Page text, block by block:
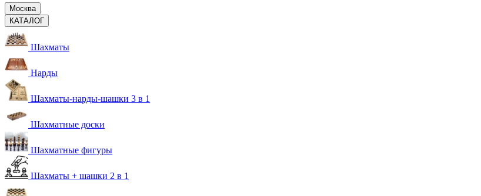
Москва
КАТАЛОГ
Шахматы
Нарды
Шахматы-нарды-шашки 3 в 1
Шахматные доски
Шахматные фигуры
Шахматы + шашки 2 в 1